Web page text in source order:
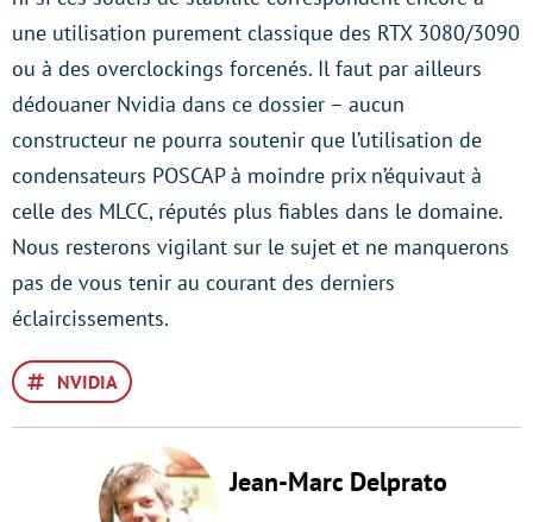
une utilisation purement classique des RTX 3080/3090
ou à des overclockings forcenés. Il faut par ailleurs
dédouaner Nvidia dans ce dossier – aucun
constructeur ne pourra soutenir que l’utilisation de
condensateurs POSCAP à moindre prix n’équivaut à
celle des MLCC, réputés plus fiables dans le domaine.
Nous resterons vigilant sur le sujet et ne manquerons
pas de vous tenir au courant des derniers
éclaircissements.
NVIDIA
Jean-Marc Delprato